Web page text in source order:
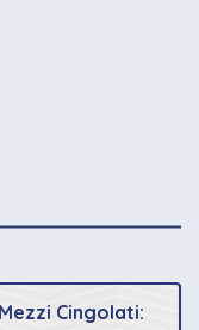
Cingolati: